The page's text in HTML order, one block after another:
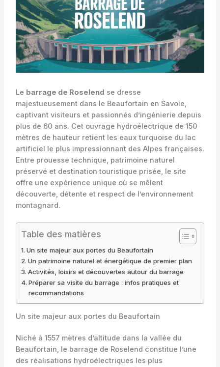
Le barrage de Roselend se dresse
majestueusement dans le Beaufortain en Savoie,
captivant visiteurs et passionnés d’ingénierie depuis
plus de 60 ans. Cet ouvrage hydroélectrique de 150
mètres de hauteur retient les eaux turquoise du lac
artificiel le plus impressionnant des Alpes françaises.
Entre prouesse technique, patrimoine naturel
préservé et destination touristique prisée, le site
offre une expérience unique où se mêlent
découverte, détente et respect de l’environnement
montagnard.
Table des matières
Un site majeur aux portes du Beaufortain
Un patrimoine naturel et énergétique de premier plan
Activités, loisirs et découvertes autour du barrage
Préparer sa visite du barrage : infos pratiques et
recommandations
Un site majeur aux portes du Beaufortain
Niché à 1557 mètres d’altitude dans la vallée du
Beaufortain, le barrage de Roselend constitue l’une
des réalisations hydroélectriques les plus